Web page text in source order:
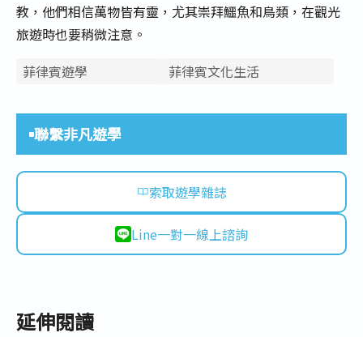
教，他們相信萬物皆有靈，尤其崇拜鱷魚和鳥類，在觀光
旅遊時也要稍微注意。
菲律賓遊學
菲律賓文化生活
聯繫非凡遊學
索取遊學雜誌
Line一對一線上諮詢
延伸閱讀